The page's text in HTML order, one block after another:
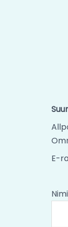
E-
Nimi